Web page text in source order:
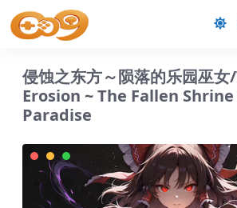
侵蚀之东方～陨落的乐园巫
Erosion ~ The Fallen
Paradise